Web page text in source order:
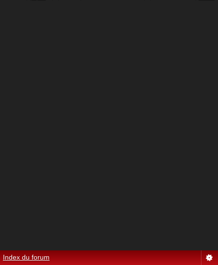
Index du forum